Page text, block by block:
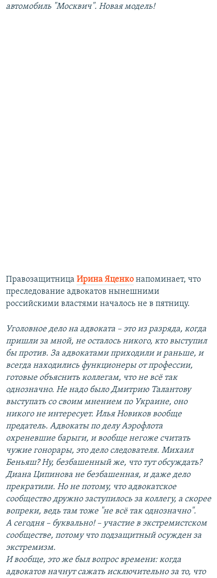
автомобиль "Москвич". Новая модель!
Правозащитница Ирина Яценко напоминает, что
преследование адвокатов нынешними
российскими властями началось не в пятницу.
Уголовное дело на адвоката – это из разряда, когда
пришли за мной, не осталось никого, кто выступил
бы против. За адвокатами приходили и раньше, и
всегда находились функционеры от профессии,
готовые объяснить коллегам, что не всё так
однозначно. Не надо было Дмитрию Талантову
выступать со своим мнением по Украине, оно
никого не интересует. Илья Новиков вообще
предатель. Адвокаты по делу Аэрофлота
охреневшие барыги, и вообще негоже считать
чужие гонорары, это дело следователя. Михаил
Беньяш? Ну, безбашенный же, что тут обсуждать?
Диана Ципинова не безбашенная, и даже дело
прекратили. Но не потому, что адвокатское
сообщество дружно заступилось за коллегу, а скорее
вопреки, ведь там тоже "не всё так однозначно".
А сегодня – буквально! – участие в экстремистском
сообществе, потому что подзащитный осужден за
экстремизм.
И вообще, это же был вопрос времени: когда
адвокатов начнут сажать исключительно за то, что